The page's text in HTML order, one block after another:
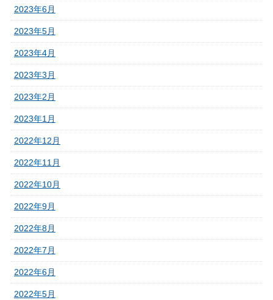
2023年6月
2023年5月
2023年4月
2023年3月
2023年2月
2023年1月
2022年12月
2022年11月
2022年10月
2022年9月
2022年8月
2022年7月
2022年6月
2022年5月